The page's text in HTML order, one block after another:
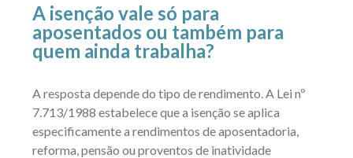
A isenção vale só para
aposentados ou também para
quem ainda trabalha?
A resposta depende do tipo de rendimento. A Lei nº
7.713/1988 estabelece que a isenção se aplica
especificamente a rendimentos de aposentadoria,
reforma, pensão ou proventos de inatividade